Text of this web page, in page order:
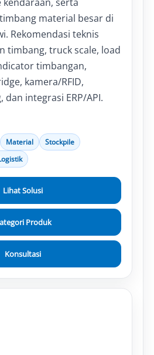
material besar di
Rekomendasi teknis
timbang, truck scale, load
timbangan,
kamera/RFID,
integrasi ERP/API.
Material
Stockpile
Lihat Solusi
Produk
Konsultasi